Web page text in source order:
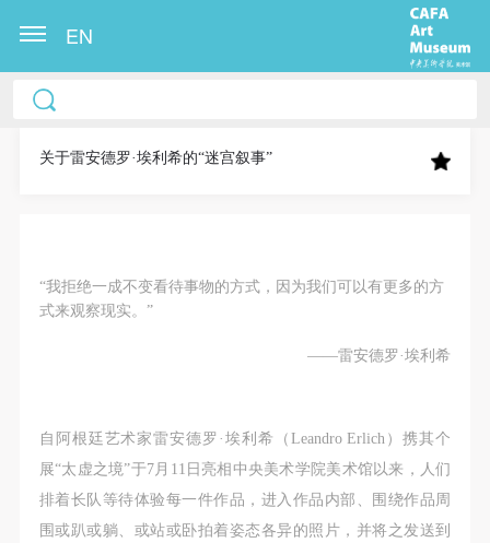
EN
关于雷安德罗·埃利希的“迷宫叙事”
“我拒绝一成不变看待事物的方式，因为我们可以有更多的方
式来观察现实。”
——雷安德罗·埃利希
自阿根廷艺术家雷安德罗·埃利希（Leandro Erlich）携其个
展“太虚之境”于7月11日亮相中央美术学院美术馆以来，人们
排着长队等待体验每一件作品，进入作品内部、围绕作品周
围或趴或躺、或站或卧拍着姿态各异的照片，并将之发送到
中央美术学院美术馆出版授权协议书
称“CAFAM”），愿意将本人参与中央美术学院美术馆
作发表、出版。中央美术学院可以以电子、网络及其
它数字媒体形式公开出版，并同意编入《中国知识资
源总库》《中央美术学院资料库》《中央美术学院美
关“章程”规定享受相关权益。
中央美术学院美术馆活动安全免责协议书
第一条
本次活动公平公正、自愿参加与退出、风险与责任自
中央美术学院美术馆出版授权协议书
称“CAFAM”），愿意将本人参与中央美术学院美术馆
作发表、出版。中央美术学院可以以电子、网络及其
它数字媒体形式公开出版，并同意编入《中国知识资
源总库》《中央美术学院资料库》《中央美术学院美
关“章程”规定享受相关权益。
中央美术学院美术馆活动安全免责协议书
第一条
本次活动公平公正、自愿参加与退出、风险与责任自
中央美术学院美术馆出版授权协议书
称“CAFAM”），愿意将本人参与中央美术学院美术馆
作发表、出版。中央美术学院可以以电子、网络及其
它数字媒体形式公开出版，并同意编入《中国知识资
源总库》《中央美术学院资料库》《中央美术学院美
关“章程”规定享受相关权益。
中央美术学院美术馆活动安全免责协议书
第一条
本次活动公平公正、自愿参加与退出、风险与责任自